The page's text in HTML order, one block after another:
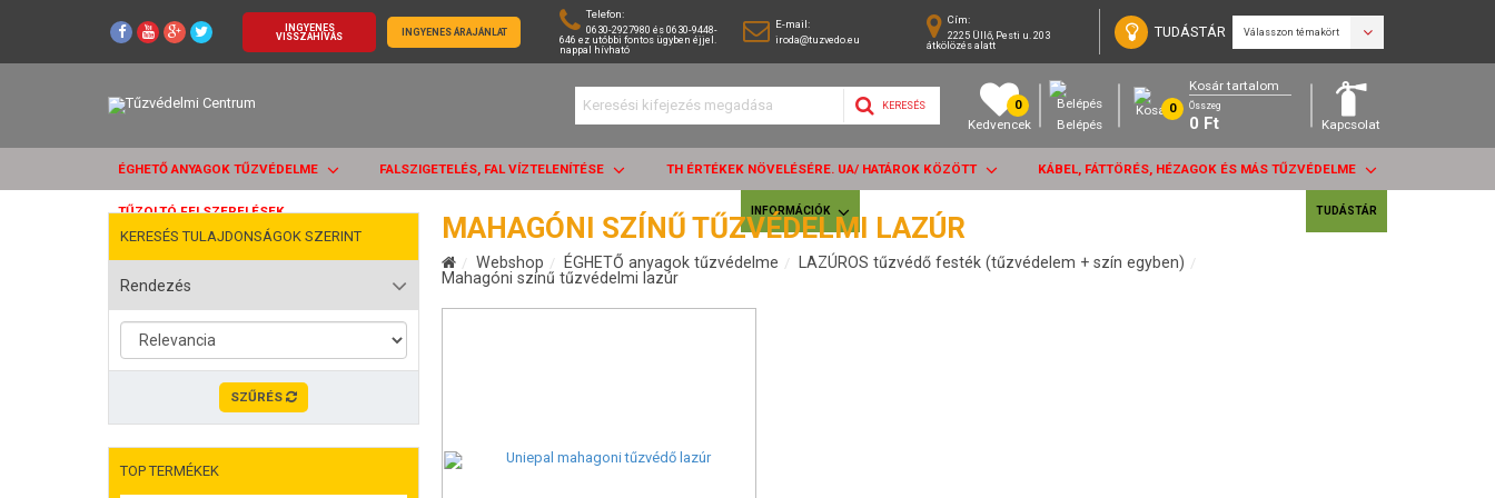
INGYENES
VISSZAHÍVÁS
INGYENES ÁRAJÁNLAT
Telefon:
0630-2927980 és 0630-9448-
646 ez utóbbi fontos ügyben éjjel.
nappal hívható
E-mail:
iroda@tuzvedo.eu
Cím:
2225 Üllő, Pesti u. 203
átkölözés alatt
TUDÁSTÁR Válasszon témakört
KERESÉS 0
Kedvencek Belépés
0
Kosár tartalom
Összeg
0 Ft Kapcsolat
ÉGHETŐ ANYAGOK TŰZVÉDELME FALSZIGETELÉS, FAL VÍZTELENÍTÉSE TH ÉRTÉKEK NÖVELÉSÉRE. UA/ HATÁROK KÖZÖTT KÁBEL, FÁTTÖRÉS, HÉZAGOK ÉS MÁS TŰZVÉDELME
TŰZOLTÓ FELSZERELÉSEK INFORMÁCIÓK TUDÁSTÁR
KERESÉS TULAJDONSÁGOK SZERINT
Rendezés
SZŰRÉS
TOP TERMÉKEK
MAHAGÓNI SZÍNŰ TŰZVÉDELMI LAZÚR
Webshop ÉGHETŐ anyagok tűzvédelme
LAZÚROS tűzvédő festék (tűzvédelem + szín egyben)
Mahagóni színű tűzvédelmi lazúr